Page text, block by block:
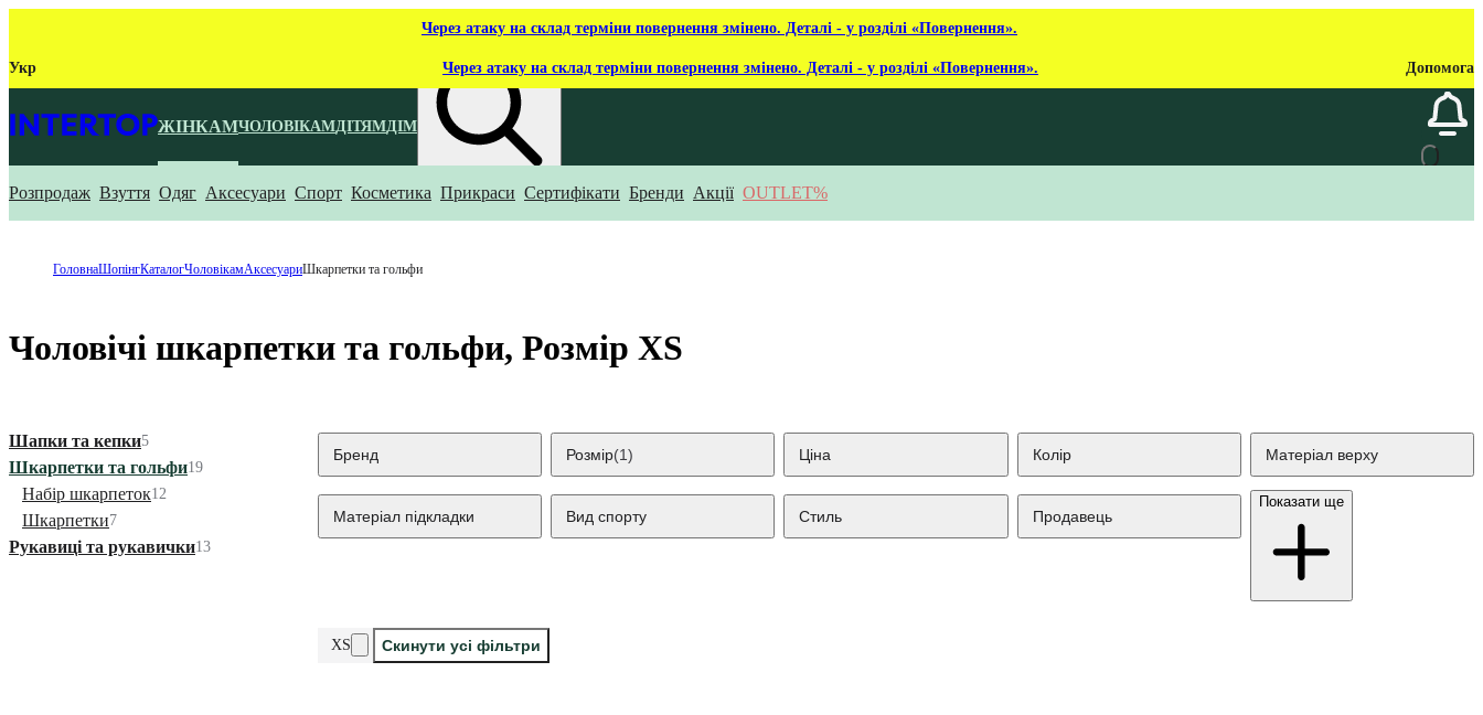
Через атаку на склад терміни повернення змінено. Деталі - у розділі «Повернення».
Укр Через атаку на склад терміни повернення змінено. Деталі - у розділі «Повернення». Допомога
ЖІНКАМЧОЛОВІКАМДІТЯМДІМ
Що ти шукаєш?
Розпродаж Взуття Одяг Аксесуари Спорт Косметика Прикраси Сертифікати Бренди Акції OUTLET%
ГоловнаШопінгКаталогЧоловікамАксесуариШкарпетки та гольфи
Чоловічі шкарпетки та гольфи, Розмір XS
Шапки та кепки5
Шкарпетки та гольфи19
Набір шкарпеток12
Шкарпетки7
Рукавиці та рукавички13
Бренд Розмір(1) Ціна Колір Матеріал верху
Матеріал підкладки Вид спорту Стиль Продавець
Показати ще
XS Скинути усі фільтри